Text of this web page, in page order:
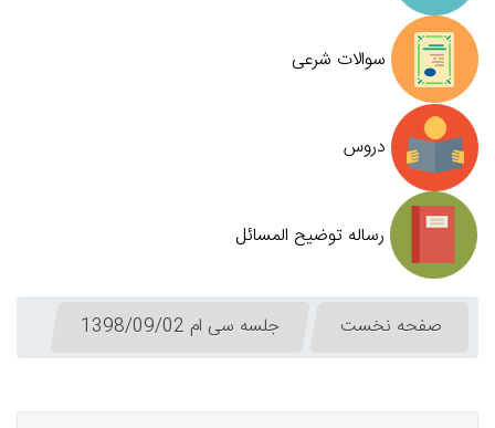
سوالات شرعی
دروس
رساله توضیح المسائل
صفحه نخست جلسه سی ام 1398/09/02